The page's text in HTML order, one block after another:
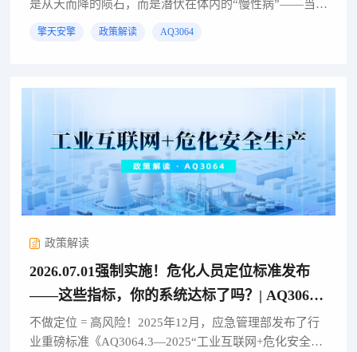
是从天而降的陨石，而是潜伏在体内的“慢性病”——当甲
方代表在验收单上签字的那个瞬间，往往不会想到，那
擎天安擎 政策解读 AQ3064
政策解读
2026.07.01强制实施！危化人员定位标准发布
——这些指标，你的系统达标了吗？| AQ3064
解读（三）
不做定位 = 高风险！2025年12月，应急管理部发布了行
业重磅标准《AQ3064.3—2025“工业互联网+危化安全生